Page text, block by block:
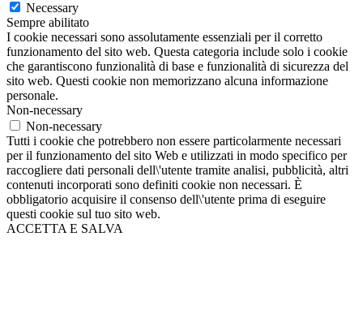
Necessary
Sempre abilitato
I cookie necessari sono assolutamente essenziali per il corretto
funzionamento del sito web. Questa categoria include solo i cookie
che garantiscono funzionalità di base e funzionalità di sicurezza del
sito web. Questi cookie non memorizzano alcuna informazione
personale.
Non-necessary
Non-necessary
Tutti i cookie che potrebbero non essere particolarmente necessari
per il funzionamento del sito Web e utilizzati in modo specifico per
raccogliere dati personali dell\'utente tramite analisi, pubblicità, altri
contenuti incorporati sono definiti cookie non necessari. È
obbligatorio acquisire il consenso dell\'utente prima di eseguire
questi cookie sul tuo sito web.
ACCETTA E SALVA